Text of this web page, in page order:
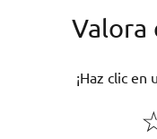
Valora
¡Haz clic